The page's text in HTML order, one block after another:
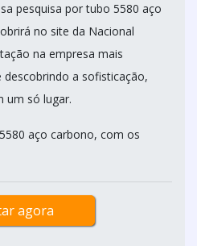
pesquisa por tubo 5580 aço
no site da Nacional
na empresa mais
a sofisticação,
um só lugar.
aço carbono, com os
agora